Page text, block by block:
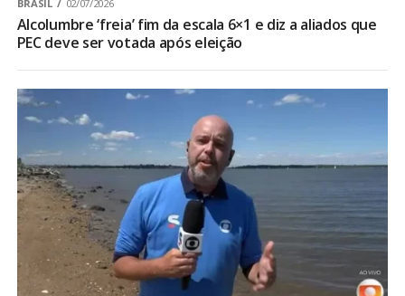
BRASIL 02/07/2026
Alcolumbre ‘freia’ fim da escala 6×1 e diz a aliados que
PEC deve ser votada após eleição